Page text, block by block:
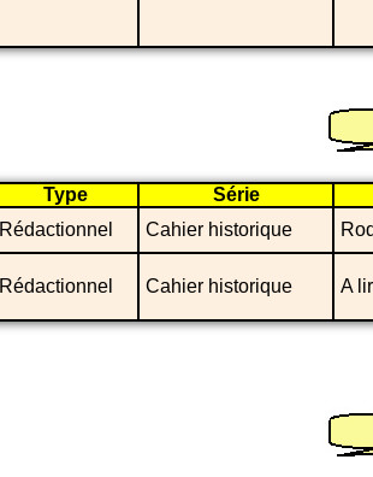
Type
Série
Rédactionnel Cahier historique
Rédactionnel Cahier historique A